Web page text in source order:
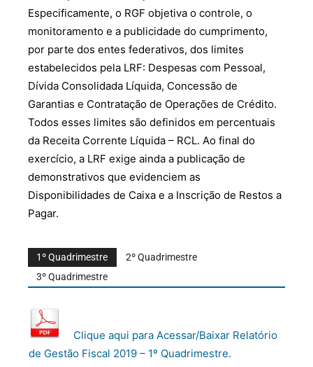
Especificamente, o RGF objetiva o controle, o
monitoramento e a publicidade do cumprimento,
por parte dos entes federativos, dos limites
estabelecidos pela LRF: Despesas com Pessoal,
Dívida Consolidada Líquida, Concessão de
Garantias e Contratação de Operações de Crédito.
Todos esses limites são definidos em percentuais
da Receita Corrente Líquida – RCL. Ao final do
exercício, a LRF exige ainda a publicação de
demonstrativos que evidenciem as
Disponibilidades de Caixa e a Inscrição de Restos a
Pagar.
1º Quadrimestre
2º Quadrimestre
3º Quadrimestre
Clique aqui para Acessar/Baixar Relatório
de Gestão Fiscal 2019 – 1º Quadrimestre.